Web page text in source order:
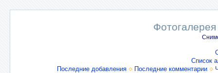
Список
Последние добавления
Последние комментарии